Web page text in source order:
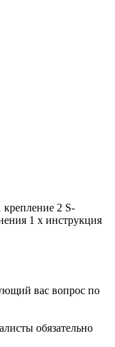
крепление 2 S-
1 x инструкция
вас вопрос по
обязательно